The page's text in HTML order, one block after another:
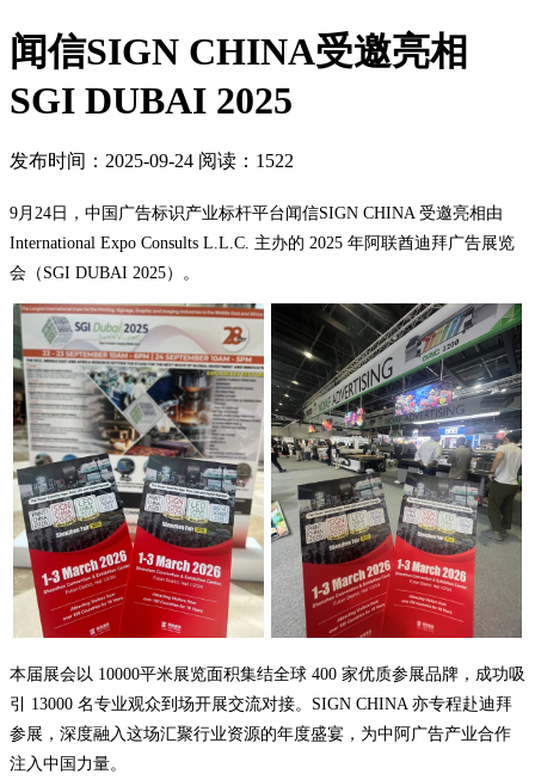
闻信SIGN CHINA受邀亮相
SGI DUBAI 2025
发布时间：2025-09-24 阅读：1522
9月24日，中国广告标识产业标杆平台闻信SIGN CHINA 受邀亮相由
International Expo Consults L.L.C. 主办的 2025 年阿联酋迪拜广告展览
会（SGI DUBAI 2025）。
本届展会以 10000平米展览面积集结全球 400 家优质参展品牌，成功吸
引 13000 名专业观众到场开展交流对接。SIGN CHINA 亦专程赴迪拜
参展，深度融入这场汇聚行业资源的年度盛宴，为中阿广告产业合作
注入中国力量。